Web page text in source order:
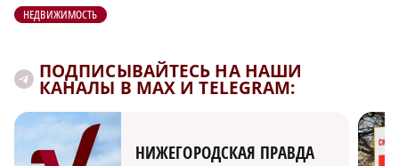
НЕДВИЖИМОСТЬ
ПОДПИСЫВАЙТЕСЬ НА НАШИ
КАНАЛЫ В MAX И TELEGRAM:
НИЖЕГОРОДСКАЯ ПРАВДА